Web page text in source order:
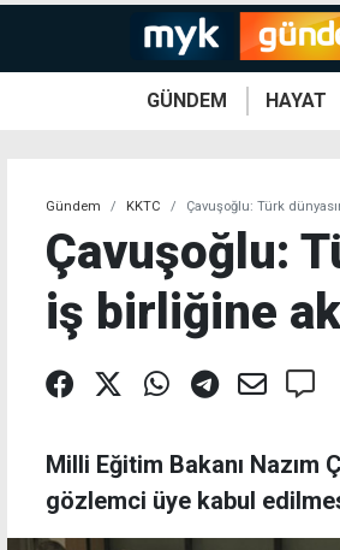
GÜNDEM HAYAT
Gündem KKTC Çavuşoğlu: Türk
Çavuşoğlu:
iş birliğine
Milli Eğitim Bakanı Nazım
gözlemci üye kabul